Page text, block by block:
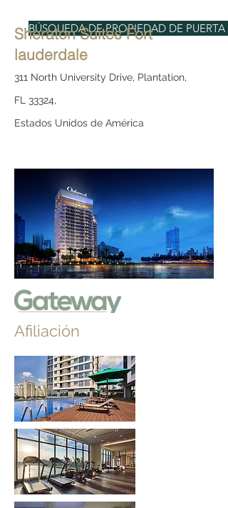
BÚSQUEDA DE PROPIEDAD DE PUERTA
Sheraton Suites Fort
lauderdale
311 North University Drive, Plantation,
FL 33324,
Estados Unidos de América
Afiliación